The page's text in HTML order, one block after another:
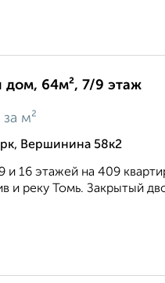
дом, 64м², 7/9 этаж
за м²
Вершинина 58к2
и 16 этажей на 409
и реку Томь. Закрытый